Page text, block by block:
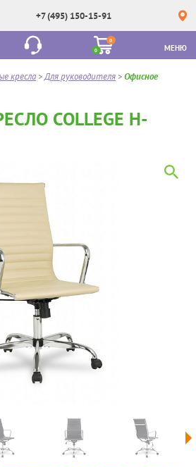
+7 (495) 150-15-91
0
0
МЕНЮ
кресла >Для руководителя >Офисное
COLLEGE H-